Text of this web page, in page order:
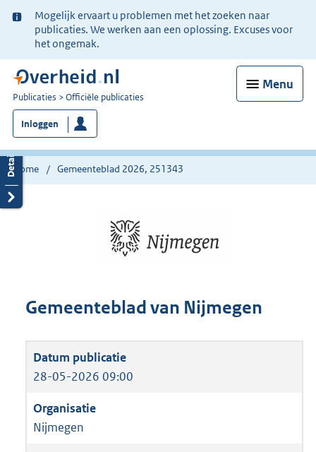
Ter
informatie:
Mogelijk ervaart u problemen met het zoeken naar
publicaties. We werken aan een oplossing. Excuses voor
het ongemak.
Menu
U
bent
nu
hier:
Publicaties Officiële publicaties
Inloggen
Home Gemeenteblad 2026, 251343
Gemeenteblad van Nijmegen
28-05-2026 09:00
Nijmegen